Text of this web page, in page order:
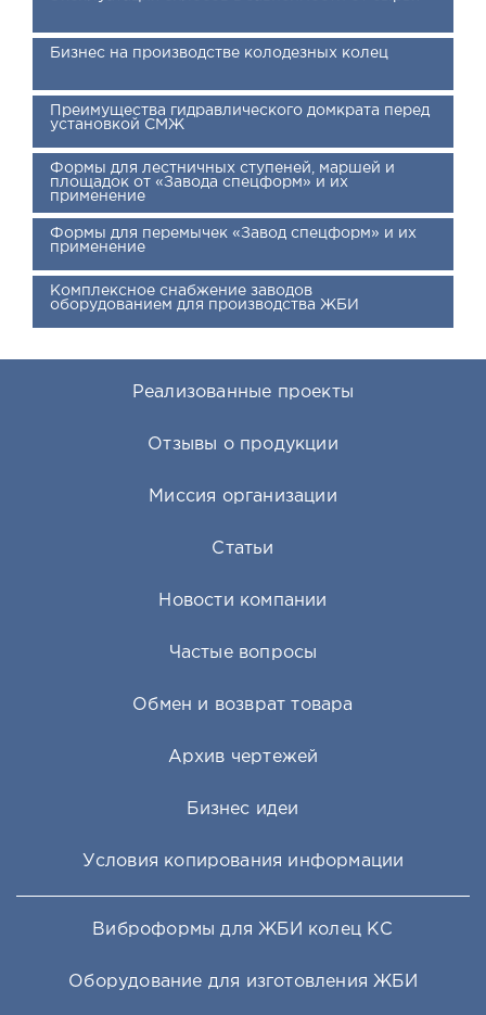
Бизнес на производстве колодезных колец
Преимущества гидравлического домкрата перед
установкой СМЖ
Формы для лестничных ступеней, маршей и
площадок от «Завода спецформ» и их
применение
Формы для перемычек «Завод спецформ» и их
применение
Комплексное снабжение заводов
оборудованием для производства ЖБИ
Реализованные проекты
Отзывы о продукции
Миссия организации
Статьи
Новости компании
Частые вопросы
Обмен и возврат товара
Архив чертежей
Бизнес идеи
Условия копирования информации
Виброформы для ЖБИ колец КС
Оборудование для изготовления ЖБИ